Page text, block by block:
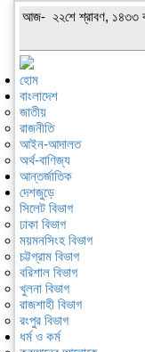
আজ- ২২শে শ্রাবণ, ১৪৩৩
হোম
বাংলাদেশ
জাতীয়
রাজনীতি
আইন-আদালত
অর্থ-বাণিজ্য
আন্তর্জাতিক
দেশজুড়ে
সিলেট বিভাগ
ঢাকা বিভাগ
ময়মনসিংহ বিভাগ
চট্টগ্রাম বিভাগ
বরিশাল বিভাগ
খুলনা বিভাগ
রাজশাহী বিভাগ
রংপুর বিভাগ
ধর্ম ও কর্ম